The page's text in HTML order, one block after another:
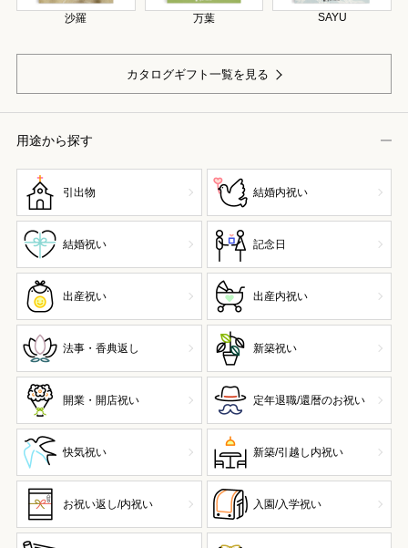
沙羅 万葉 SAYU
カタログギフト一覧を見る
用途から探す
引出物 結婚内祝い
結婚祝い 記念日
出産祝い 出産内祝い
法事・香典返し 新築祝い
開業・開店祝い 定年退職/還暦のお祝い
快気祝い 新築/引越し内祝い
お祝い返し/内祝い 入園/入学祝い